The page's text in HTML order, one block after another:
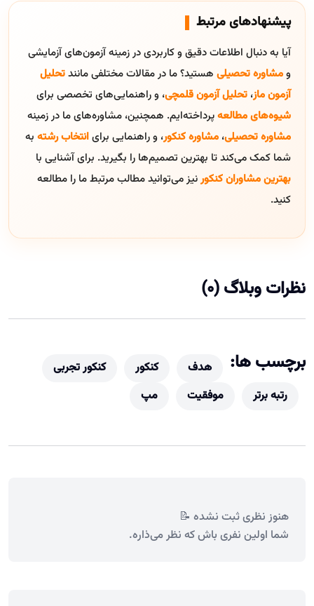
پیشنهادهای مرتبط
آیا به دنبال اطلاعات دقیق و کاربردی در زمینه آزمون‌های آزمایشی
ومشاوره تحصیلی هستید؟ ما در مقالات مختلفی مانندتحلیل
آزمون ماز، تحلیل آزمون قلمچی، و راهنمایی‌های تخصصی برای
شیوه‌های مطالعهپرداخته‌ایم. همچنین، مشاوره‌های ما در زمینه
مشاوره تحصیلی، مشاوره کنکور، و راهنمایی برایانتخاب رشته به
شما کمک می‌کند تا بهترین تصمیم‌ها را بگیرید. برای آشنایی با
بهترین مشاوران کنکورنیز می‌توانید مطالب مرتبط ما را مطالعه
کنید.
نظرات وبلاگ (0)
برچسب ها: هدف کنکور
کنکور تجربی
رتبه برتر
موفقیت مپ
هنوز نظری ثبت نشده 📝
شما اولین نفری باش که نظر می‌ذاره.